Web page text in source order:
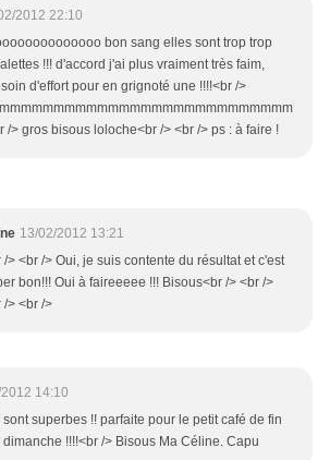
2012 22:10
bon sang elles sont trop trop
!!! d'accord j'ai plus vraiment très faim,
d'effort pour en grignoté une !!!!<br />
/> gros bisous loloche<br /> <br /> ps : à faire !
13/02/2012 13:21
/> <br /> Oui, je suis contente du résultat et c'est
bon!!! Oui à faireeeee !!! Bisous<br /> <br />
/> <br />
14:10
sont superbes !! parfaite pour le petit café de fin
!!!!<br /> Bisous Ma Céline. Capu